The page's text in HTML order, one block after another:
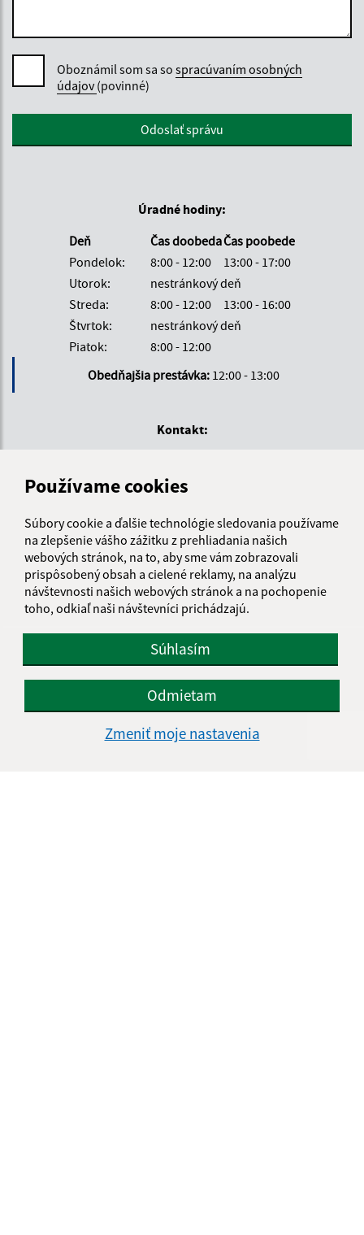
Používame cookies
Súbory cookie a ďalšie technológie sledovania používame
na zlepšenie vášho zážitku z prehliadania našich
webových stránok, na to, aby sme vám zobrazovali
prispôsobený obsah a cielené reklamy, na analýzu
návštevnosti našich webových stránok a na pochopenie
toho, odkiaľ naši návštevníci prichádzajú.
Súhlasím
Odmietam
Zmeniť moje nastavenia
Oboznámil som sa so spracúvaním osobných
údajov(povinné)
Google reCaptcha ResponseOdoslať správu
Úradné hodiny:
Deň
Čas doobedaČas poobede
Pondelok:
8:00 - 12:00
13:00 - 17:00
Utorok:
nestránkový deň
Streda:
8:00 - 12:00
13:00 - 16:00
Štvrtok:
nestránkový deň
Piatok:
8:00 - 12:00
Obedňajšia prestávka: 12:00 - 13:00
Kontakt:
Hraničiarska 144/22
miestnyurad@mc-cunovo.sk
+421 903 808 153
IČO: 00641243